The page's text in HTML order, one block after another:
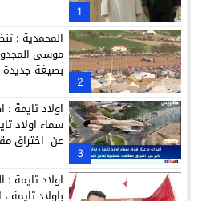
12:25 انطلاق فعاليات الدورة 12 لمعرض المنتوجات المحلية بأكادير SIPTA (فيديو)
1
2
المحمدية :
موسى
بصيغة جديدة
3
اولاد تايمة
سماء اولاد
عن اختراق
اولاد تايمة :
باولاد تايمة